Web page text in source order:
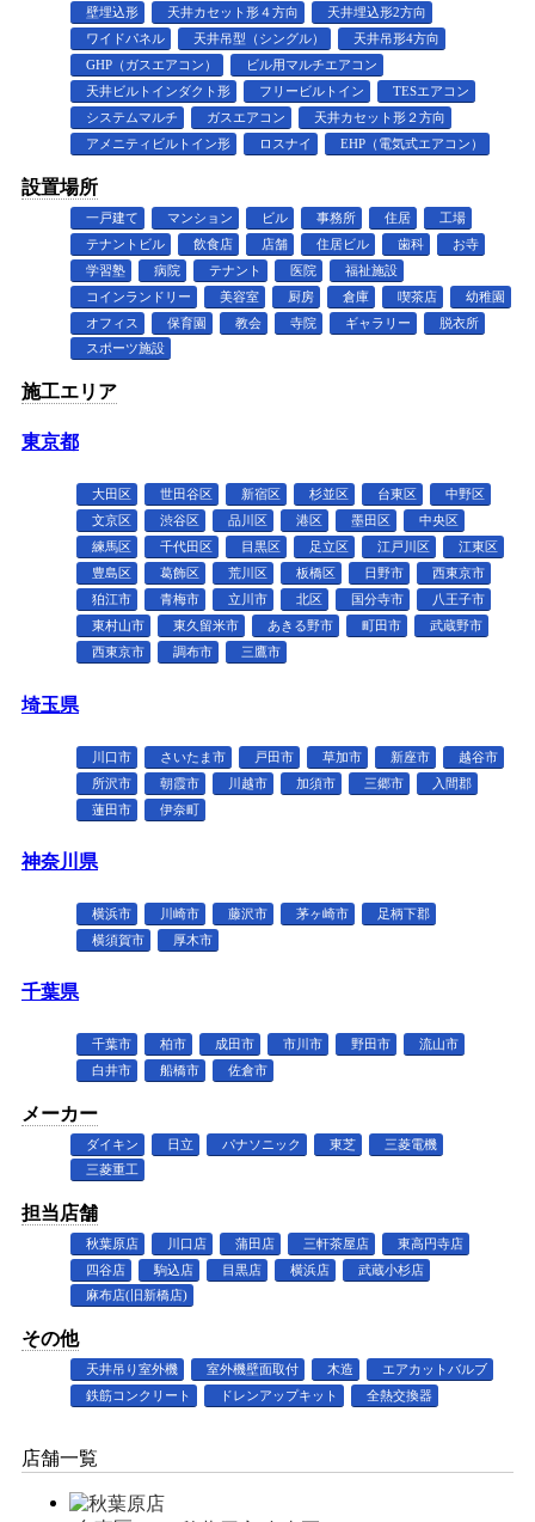
壁埋込形
天井カセット形４方向
天井埋込形2方向
ワイドパネル
天井吊型（シングル）
天井吊形4方向
GHP（ガスエアコン）
ビル用マルチエアコン
天井ビルトインダクト形
フリービルトイン
TESエアコン
システムマルチ
ガスエアコン
天井カセット形２方向
アメニティビルトイン形
ロスナイ EHP（電気式エアコン）
設置場所
一戸建て マンション ビル 事務所 住居
工場
テナントビル
飲食店 店舗 住居ビル 歯科
お寺
学習塾
病院 テナント 医院
福祉施設
コインランドリー
美容室 厨房 倉庫 喫茶店
幼稚園
オフィス
保育園 教会 寺院 ギャラリー
脱衣所
スポーツ施設
施工エリア
東京都
大田区 世田谷区 新宿区 杉並区 台東区
中野区
文京区
渋谷区 品川区 港区 墨田区
中央区
練馬区
千代田区 目黒区 足立区 江戸川区
江東区
豊島区
葛飾区 荒川区 板橋区 日野市
西東京市
狛江市
青梅市 立川市 北区 国分寺市
八王子市
東村山市
東久留米市 あきる野市 町田市
武蔵野市
西東京市
調布市 三鷹市
埼玉県
川口市 さいたま市 戸田市 草加市 新座市
越谷市
所沢市
朝霞市 川越市 加須市 三郷市
入間郡
蓮田市
伊奈町
神奈川県
横浜市 川崎市 藤沢市 茅ヶ崎市
足柄下郡
横須賀市
厚木市
千葉県
千葉市 柏市 成田市 市川市 野田市
流山市
白井市
船橋市 佐倉市
メーカー
ダイキン 日立 パナソニック 東芝
三菱電機
三菱重工
担当店舗
秋葉原店 川口店 蒲田店 三軒茶屋店
東高円寺店
四谷店
駒込店 目黒店 横浜店
武蔵小杉店
麻布店(旧新橋店)
その他
天井吊り室外機 室外機壁面取付 木造
エアカットバルブ
鉄筋コンクリート
ドレンアップキット 全熱交換器
店舗一覧